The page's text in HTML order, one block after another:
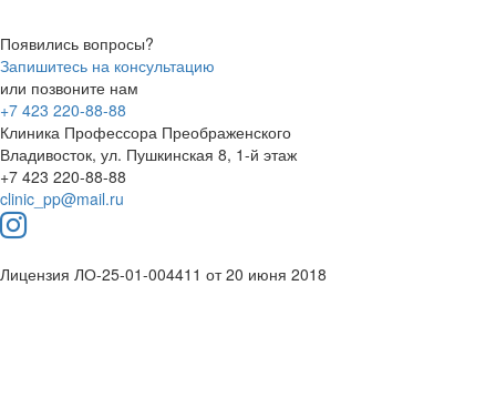
Появились вопросы?
Запишитесь на консультацию
или позвоните нам
+7 423 220-88-88
Клиника Профессора Преображенского
Владивосток, ул. Пушкинская 8, 1-й этаж
+7 423 220-88-88
clinic_pp@mail.ru
Лицензия ЛО-25-01-004411 от 20 июня 2018